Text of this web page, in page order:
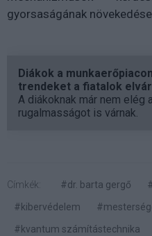
gyorsaságának
Diákok a
trendeket a fiatalok
A diákoknak már nem elég
rugalmasságot is várnak.
Címkék: #dr. barta gergő
#kibervédelem
#kvantum számítástechnika